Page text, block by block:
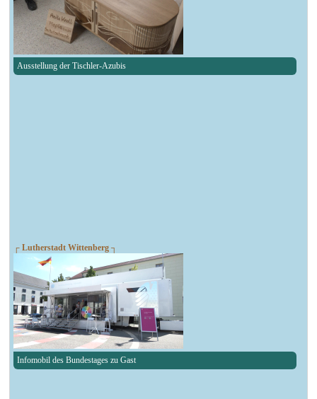
Ausstellung der Tischler-Azubis
┌ Lutherstadt Wittenberg ┐
Infomobil des Bundestages zu Gast